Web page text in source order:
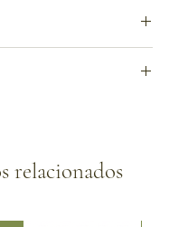
relacionados